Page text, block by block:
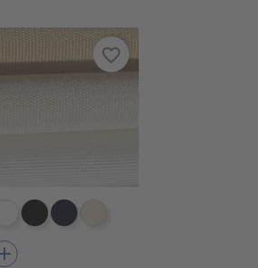
PR0500 WHITE
PR0600 BLACK
PR0560 GRAND BANK
favorite_border